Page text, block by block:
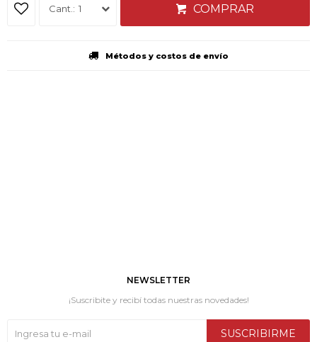
1 COMPRAR
Métodos y costos de envío
NEWSLETTER
¡Suscribite y recibí todas nuestras novedades!
SUSCRIBIRME